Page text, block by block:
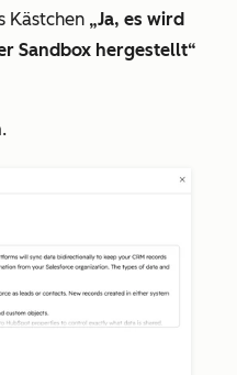
Kästchen „Ja, es wird
Sandbox hergestellt“
.